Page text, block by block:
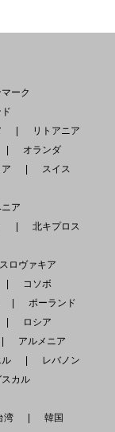
ーク
ド
リトアニア
オランダ
ア
スイス
ニア
北キプロス
ロヴァキア
コソボ
ポーランド
ロシア
アルメニア
ル
レバノン
カル
湾
韓国